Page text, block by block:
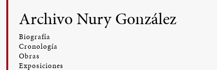
Archivo Nury González
Biografía
Cronología
Obras
Exposiciones